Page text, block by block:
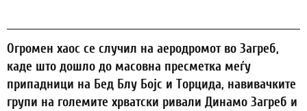
Огромен хаос се случил на аеродромот во Загреб,
каде што дошло до масовна пресметка меѓу
припадници на Бед Блу Бојс и Торцида, навивачките
групи на големите хрватски ривали Динамо Загреб и